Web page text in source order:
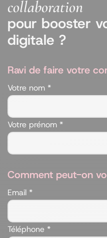
collaboration
pour booster
digitale ?
Ravi de faire votre
Votre nom *
Votre prénom *
Comment peut-on
Email *
Téléphone *